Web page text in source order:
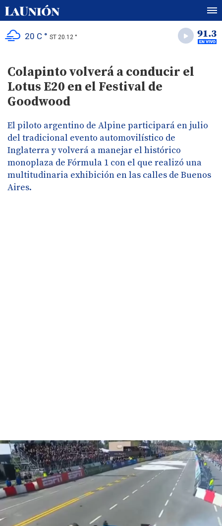
20 C ° ST 20.12 °
Colapinto volverá a conducir el
Lotus E20 en el Festival de
Goodwood
El piloto argentino de Alpine participará en julio
del tradicional evento automovilístico de
Inglaterra y volverá a manejar el histórico
monoplaza de Fórmula 1 con el que realizó una
multitudinaria exhibición en las calles de Buenos
Aires.